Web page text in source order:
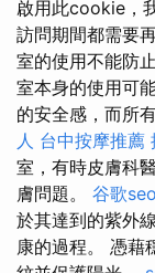
啟用此cookie，
訪問期間都需要
室的使用不能防
室本身的使用可
的安全感，而所
人 台中按摩推薦
室，有時皮膚科
膚問題。 谷歌seo
於其達到的紫外
康的過程。 憑藉